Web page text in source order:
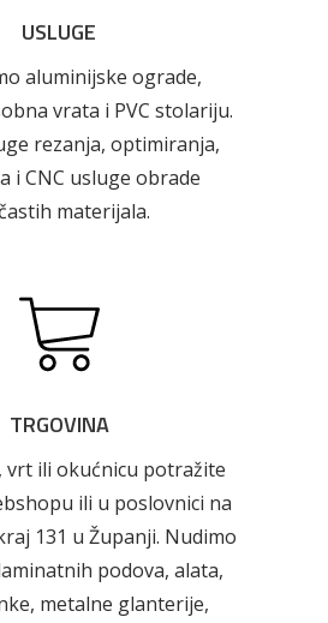
što je novo
Alati i
pribor
Vrt i
okućnica
USLUGE
aluminijske ograde,
vrata i PVC stolariju.
rezanja, optimiranja,
i CNC usluge obrade
materijala.
TRGOVINA
vrt ili okućnicu potražite
ili u poslovnici na
131 u Županji. Nudimo
podova, alata,
metalne glanterije,